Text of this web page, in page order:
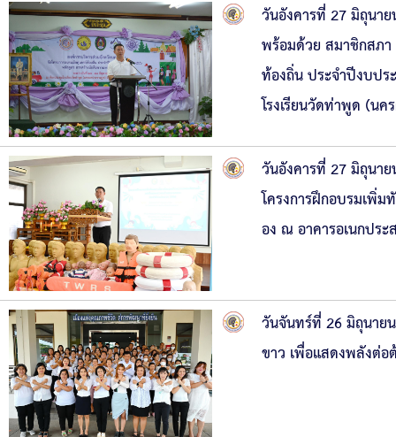
วันอังคารที่ 27 มิถุนา
พร้อมด้วย สมาชิกสภ
ท้องถิ่น ประจำปีงบป
โรงเรียนวัดท่าพูด (น
วันอังคารที่ 27 มิถุนา
โครงการฝึกอบรมเพิ่
อง ณ อาคารอเนกปร
วันจันทร์ที่ 26 มิถุนาย
ขาว เพื่อแสดงพลังต่อ